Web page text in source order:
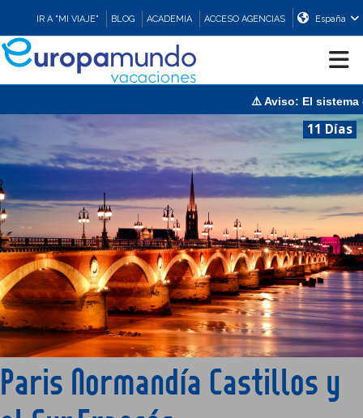
IR A "MI VIAJE" BLOG ACADEMIA ACCESO AGENCIAS España
EUROPA
ASIA
ORIENTE
PROMOCIONES
COMPRAR
⚠️ Aviso: El sistema
11 Días
Paris Normandía Castillos y